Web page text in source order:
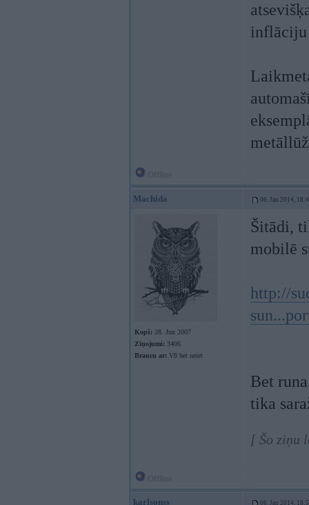
Machida 06. Jan 2014,
Kopš: 28. Jun 2007
Ziņojumi: 3406
Braucu ar: V8 bet neiet
Šitādi,
mobilē
http://
Bet
tika
[ Šo ziņu
karlsonss 06. Jan 2014,